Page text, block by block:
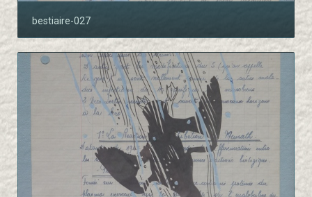
bestiaire-027